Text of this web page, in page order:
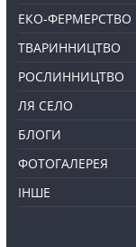
ЕКО-ФЕРМЕРСТВО
ТВАРИННИЦТВО
РОСЛИННИЦТВО
ЛЯ СЕЛО
БЛОГИ
ФОТОГАЛЕРЕЯ
ІНШЕ